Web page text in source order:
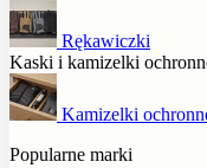
Rękawiczki
Kaski i kamizelki
Kamizelki
Popularne marki